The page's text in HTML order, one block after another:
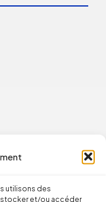
utilisons des
et/ou accéder
un